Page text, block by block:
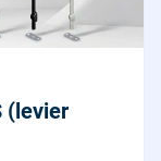
(levier